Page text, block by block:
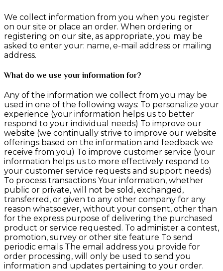
We collect information from you when you register
on our site or place an order. When ordering or
registering on our site, as appropriate, you may be
asked to enter your: name, e-mail address or mailing
address.
What do we use your information for?
Any of the information we collect from you may be
used in one of the following ways: To personalize your
experience (your information helps us to better
respond to your individual needs) To improve our
website (we continually strive to improve our website
offerings based on the information and feedback we
receive from you) To improve customer service (your
information helps us to more effectively respond to
your customer service requests and support needs)
To process transactions Your information, whether
public or private, will not be sold, exchanged,
transferred, or given to any other company for any
reason whatsoever, without your consent, other than
for the express purpose of delivering the purchased
product or service requested. To administer a contest,
promotion, survey or other site feature To send
periodic emails The email address you provide for
order processing, will only be used to send you
information and updates pertaining to your order.